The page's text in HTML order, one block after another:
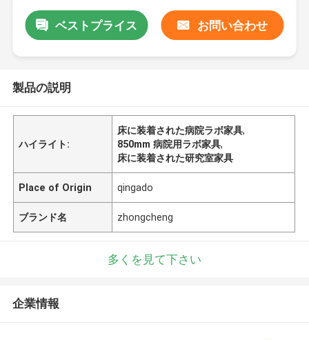
ベストプライス お問い合わせ
製品の説明
ハイライト:
床に装着された病院ラボ家具,
850mm 病院用ラボ家具,
床に装着された研究室家具
Place of Origin qingado
ブランド名 zhongcheng
多くを見て下さい
企業情報